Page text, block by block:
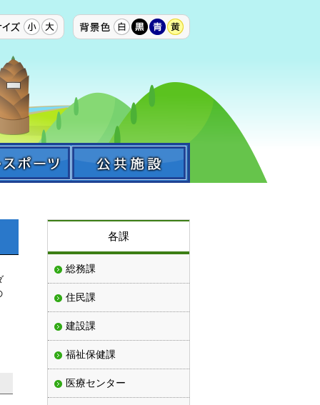
各課
総務課
住民課
建設課
福祉保健課
医療センター